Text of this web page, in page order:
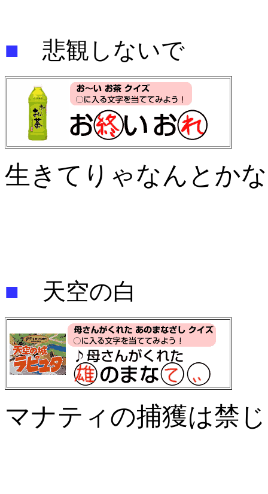
■ 悲観しないで
生きてりゃなんとか
■ 天空の白
マナティの捕獲は禁